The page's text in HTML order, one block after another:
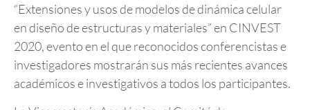
“Extensiones y usos de modelos de dinámica celular
en diseño de estructuras y materiales” en CINVEST
2020, evento en el que reconocidos conferencistas e
investigadores mostrarán sus más recientes avances
académicos e investigativos a todos los participantes.